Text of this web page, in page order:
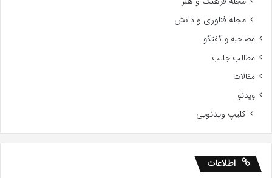
مجله فناوری و دانش
مصاحبه و گفتگو
مطالب جالب
مقالات
ویدئو
کلیپ ویدئویی
اطلاعات